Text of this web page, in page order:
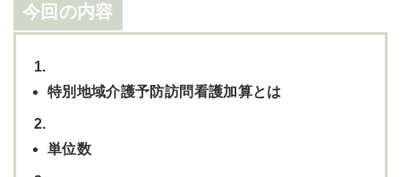
今回の内容
1.
特別地域介護予防訪問看護加算とは
2.
単位数